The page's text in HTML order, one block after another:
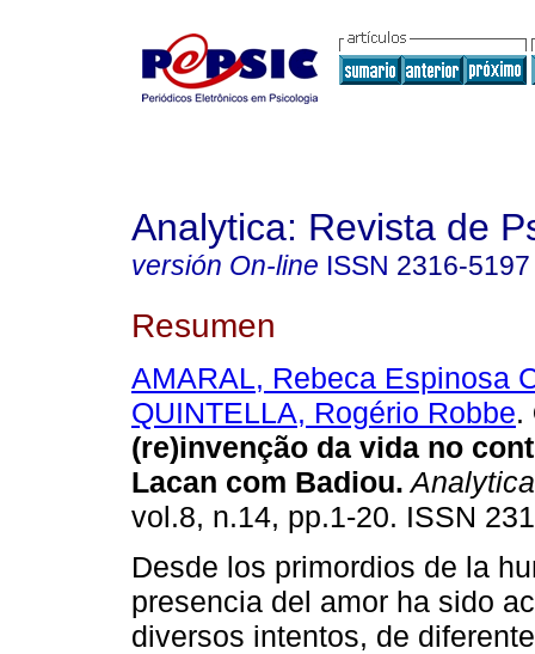
Analytica: Revista de
versión On-line ISSN 2316-5197
Resumen
AMARAL, Rebeca Espinosa
QUINTELLA, Rogério Robbe.
(re)invenção da vida no
Lacan com Badiou. Analytica
vol.8, n.14, pp.1-20. ISSN
Desde los primordios de la
presencia del amor ha sido
diversos intentos, de